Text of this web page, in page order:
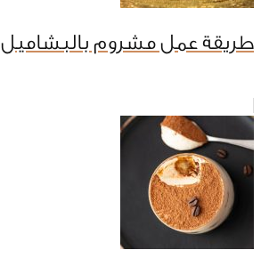
طريقة عمل مشروم بالبشاميل